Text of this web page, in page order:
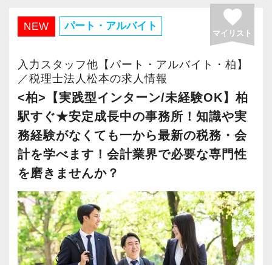
お客様から信頼され、心の通ったサービスを提
供する真の「税務プロフェッショナル」として
の道を私たちと一緒に歩んでみませんか？
【目指すは“大家族のような会社”明るく楽しく一
緒に働ける方を求めています】
「こんな明るい事務所ははじめて」と言われる
ほど、仲が良くて明るいのが当社の特徴です。
パート職はワークライフバランス重視で、20～
30代の女性が中心となって活躍しています。
コツコツ丁寧な仕事をしていただける方、お待
ちしています！
【各種社会保険完備、ユニークな手当制度あ
り】
2018年10月にオープンして以降、怒涛の勢いで
成長している大阪オフィス。増員に伴い2022年
2025年10月には増床するなど、拡大の一途をた
どっています。
関西の事業者には「大きいことやったるで！」
と勢いのある方が多いためか、大阪オフィスの
お客様は新規の比率が非常に高いのが特徴的で
す。
お客様の勢いに圧倒されないよう、スタッフも
熱意と情熱を持ちながら寄り添う姿勢を大切に
しています。
お客様と一緒に成長していく楽しさを実感しな
がらやりがいを持って働ける環境です。
さらに2022年12月には「柏オフィス」を開設
し、2025年には大阪オフィスを増床するなど、
事業拡大を続けています。
安定性抜群の環境で自己成長を実現できます。
社員の持つ「やる・やりたい」という気持ちを
大事にしているため、資格を持っていなくて
も、スピーディーなキャリアアップが可能で
す！
充実した実務重視のOJTで、安心して職務経験
と知識をゼロから身に付けられます！
税務・会計の経験と知識を磨きながらステップ
アップを目指しませんか？
NEW パート・アルバイト favorite
マイリスト
入力スタッフ他【パート・アルバイト・柏】
／税理士法人松本の求人情報
<柏>【実践型インターン/未経験OK】柏
駅すぐ★安定成長中の事務所！知識や実
務経験がなくても一から最新の税務・会
計を学べます！会計業界で必要な専門性
を磨きませんか？